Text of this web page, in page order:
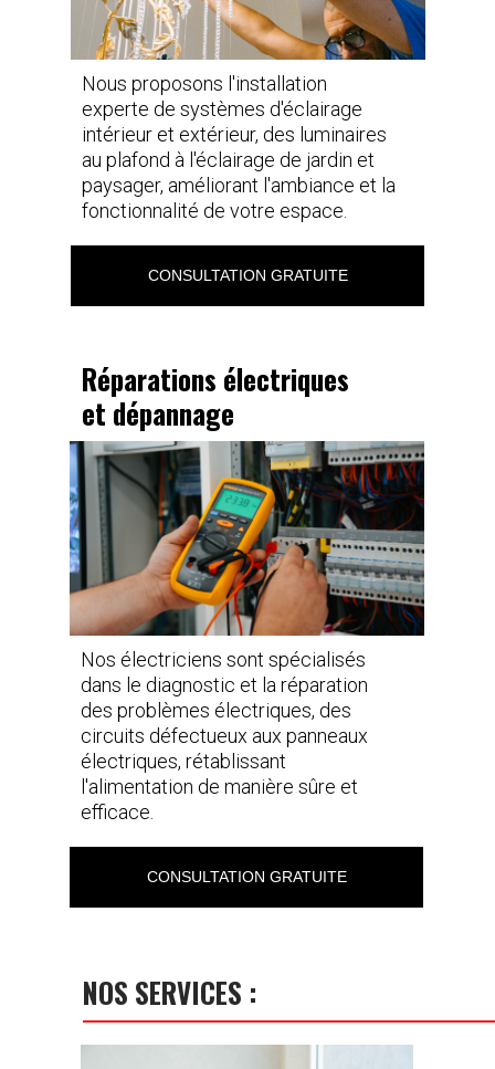
Réparations électriques
et dépannage
CONSULTATION GRATUITE
Nos électriciens sont spécialisés
dans le diagnostic et la réparation
des problèmes électriques, des
circuits défectueux aux panneaux
électriques, rétablissant
l'alimentation de manière sûre et
efficace.
CONSULTATION GRATUITE
Nous proposons l'installation
experte de systèmes d'éclairage
intérieur et extérieur, des luminaires
au plafond à l'éclairage de jardin et
paysager, améliorant l'ambiance et la
fonctionnalité de votre espace.
NOS SERVICES :